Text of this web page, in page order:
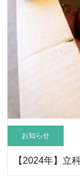
お知らせ
【2024年】立